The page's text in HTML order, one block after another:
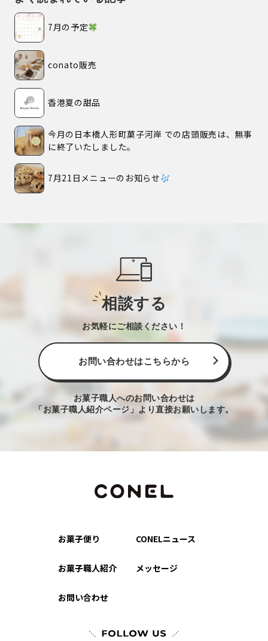
7月の予定
conato販売
香港夏の甜品
今月の日本橋人形町菓子河岸 での店頭販売は、無事
に終了いたしました。
7月21日メニューのお知らせ
相談する
お気軽にご相談ください！
お問い合わせはこちらから
お菓子職人へのお問い合わせは
「お菓子職人紹介ページ」より直接お願いします。
お菓子便り CONELニュース
お菓子職人紹介 メッセージ
お問い合わせ